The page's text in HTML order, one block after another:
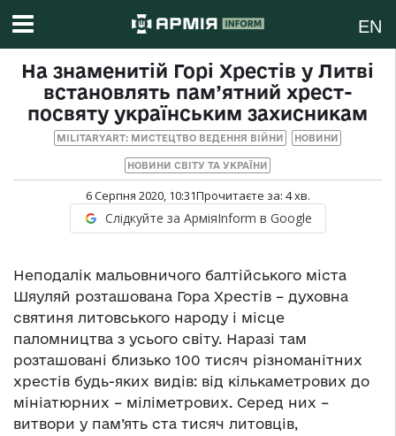
EN
На знаменитій Горі Хрестів у Литві
встановлять пам’ятний хрест-
посвяту українським захисникам
MILITARYART: МИСТЕЦТВО ВЕДЕННЯ ВІЙНИ НОВИНИ
НОВИНИ СВІТУ ТА УКРАЇНИ
6 Серпня 2020, 10:31Прочитаєте за: 4хв.
Слідкуйте за АрміяInform в Google
Неподалік мальовничого балтійського міста
Шяуляй розташована Гора Хрестів – духовна
святиня литовського народу і місце
паломництва з усього світу. Наразі там
розташовані близько 100 тисяч різноманітних
хрестів будь-яких видів: від кількаметрових до
мініатюрних – міліметрових. Серед них –
витвори у пам’ять ста тисяч литовців,